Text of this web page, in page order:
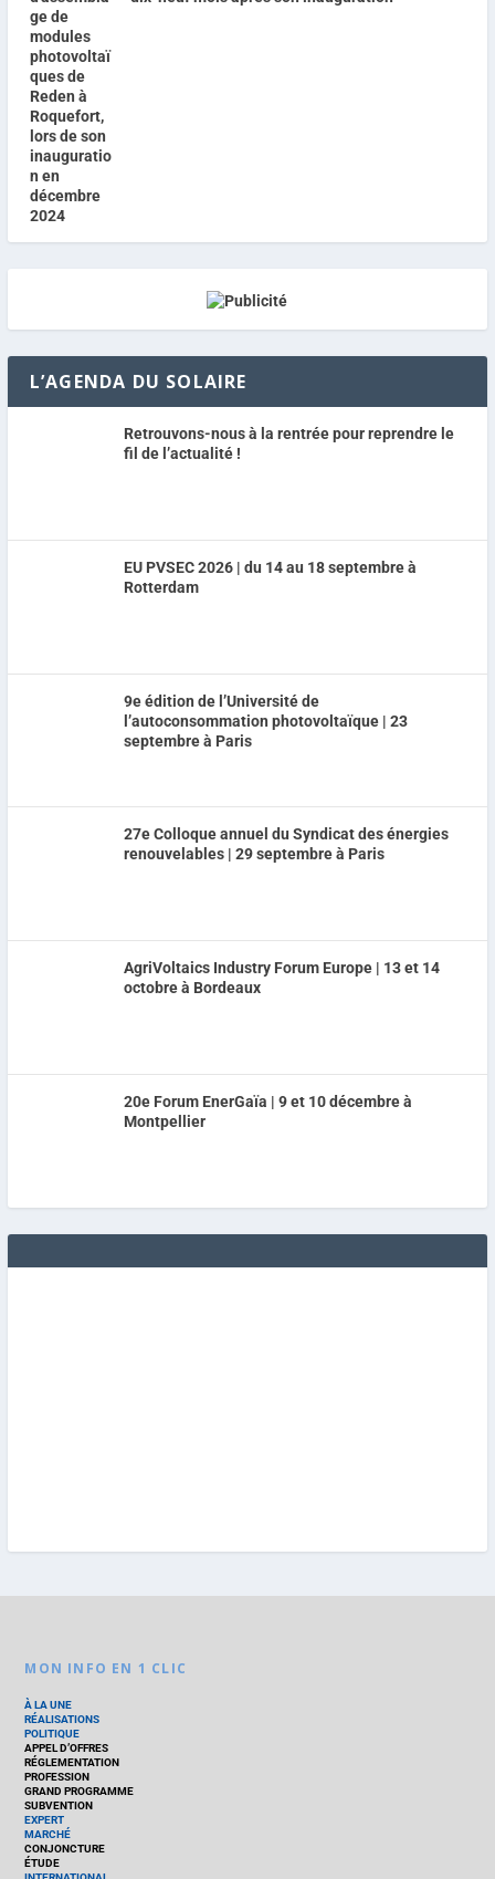
L’AGENDA DU SOLAIRE
Retrouvons-nous à la rentrée pour reprendre le
fil de l’actualité !
EU PVSEC 2026 | du 14 au 18 septembre à
Rotterdam
9e édition de l’Université de
l’autoconsommation photovoltaïque | 23
septembre à Paris
27e Colloque annuel du Syndicat des énergies
renouvelables | 29 septembre à Paris
AgriVoltaics Industry Forum Europe | 13 et 14
octobre à Bordeaux
20e Forum EnerGaïa | 9 et 10 décembre à
Montpellier
MON INFO EN 1 CLIC
À LA UNE
RÉALISATIONS
POLITIQUE
APPEL D’OFFRES
RÉGLEMENTATION
PROFESSION
GRAND PROGRAMME
SUBVENTION
EXPERT
MARCHÉ
CONJONCTURE
ÉTUDE